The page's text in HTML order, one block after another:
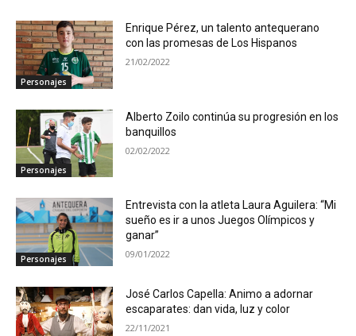
Personajes
Enrique Pérez, un talento antequerano
con las promesas de Los Hispanos
21/02/2022
Personajes
Alberto Zoilo continúa su progresión en los
banquillos
02/02/2022
Personajes
Entrevista con la atleta Laura Aguilera: “Mi
sueño es ir a unos Juegos Olímpicos y
ganar”
09/01/2022
José Carlos Capella: Animo a adornar
escaparates: dan vida, luz y color
22/11/2021